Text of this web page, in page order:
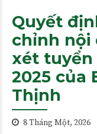
Quyết
chỉnh nội
xét tuyển
2025 của
Thịnh
8 Tháng Một, 2026